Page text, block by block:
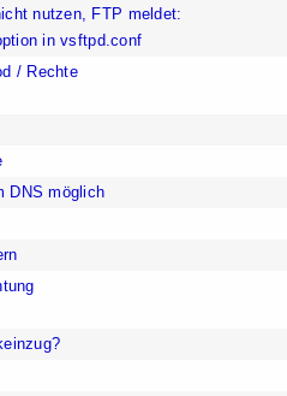
nutzen, FTP meldet:
in vsftpd.conf
/ Rechte
DNS möglich